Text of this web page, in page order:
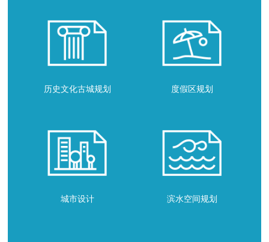
历史文化古城规划 度假区规划
城市设计 滨水空间规划